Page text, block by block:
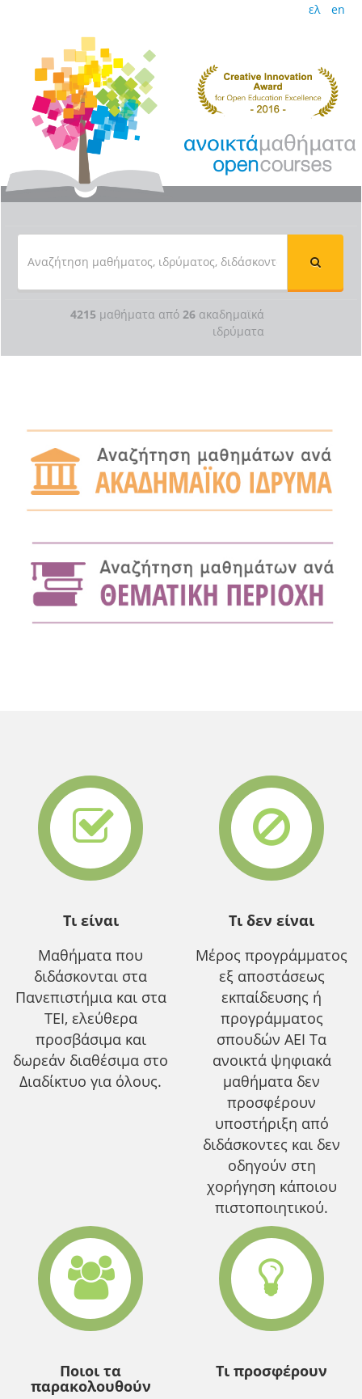
ελ en
4215 μαθήματα από 26 ακαδημαϊκά
ιδρύματα
Τι είναι
Μαθήματα που
διδάσκονται στα
Πανεπιστήμια και στα
ΤΕΙ, ελεύθερα
προσβάσιμα και
δωρεάν διαθέσιμα στο
Διαδίκτυο για όλους.
Τι δεν είναι
Μέρος προγράμματος
εξ αποστάσεως
εκπαίδευσης ή
προγράμματος
σπουδών ΑΕΙ Τα
ανοικτά ψηφιακά
μαθήματα δεν
προσφέρουν
υποστήριξη από
διδάσκοντες και δεν
οδηγούν στη
χορήγηση κάποιου
πιστοποιητικού.
Ποιοι τα
παρακολουθούν
Τι προσφέρουν